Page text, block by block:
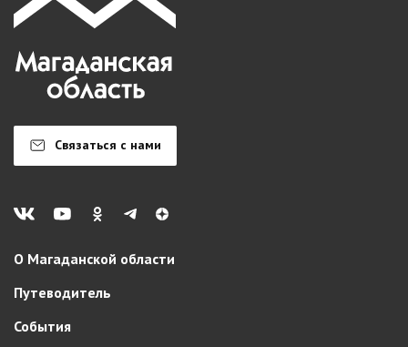
Связаться с нами
О Магаданской области
Путеводитель
События